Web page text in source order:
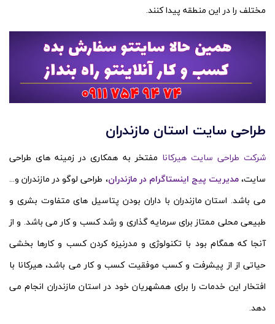
مختلف را در این منطقه پیدا کنند.
طراحی سایت استان مازندران
شرکت طراحی سایت هیرکانا مفتخر به همکاری در زمینه های طراحی
سایت،مدیریت پیج اینستاگرام در مازندران، طراحی لوگو در مازندران و...
می باشد. استان مازندران با داران بودن پتاسیل های متفاوت بشری و
طبیعی محلی ممتاز برای سرمایه گذاری و رشد کسب و کار می باشد. و از
آنجا که همگام بود با تکنولوژی و مدرنیزه کردن کسب و کارها بخشی
حیاتی از از پیشرفت و کسب موفقیت کسب و کار می باشد، هیرکانا با
افتخار این خدمات را برای همشهریان خود در استان مازندران انجام می
دهد.